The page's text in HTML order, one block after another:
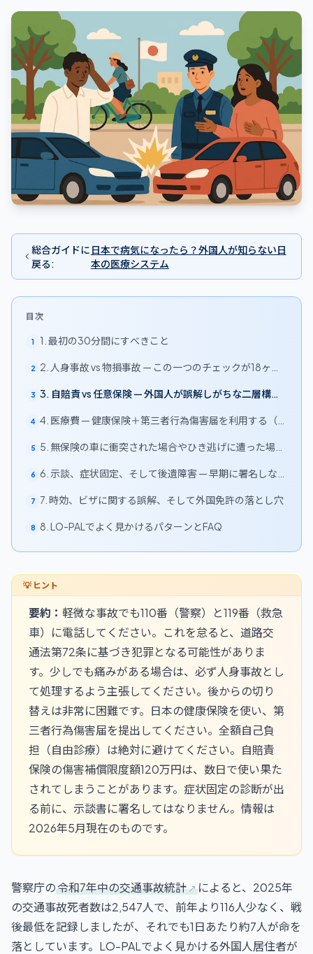
総合ガイドに
戻る:
日本で病気になったら？外国人が知らない日
本の医療システム
目次
1 1. 最初の30分間にすべきこと
2
2. 人身事故 vs 物損事故 — この一つのチェックが18ヶ月
3 3. 自賠責 vs 任意保険 — 外国人が誤解しがちな二層構造
4 4. 医療費 — 健康保険＋第三者行為傷害届を利用する（自
5
5. 無保険の車に衝突された場合やひき逃げに遭った場合
6
6. 示談、症状固定、そして後遺障害 — 早期に署名しない
7 7. 時効、ビザに関する誤解、そして外国免許の落とし穴
8 8. LO-PALでよく見かけるパターンとFAQ
要約： 軽微な事故でも110番（警察）と119番（救急
車）に電話してください。これを怠ると、道路交
通法第72条に基づき犯罪となる可能性がありま
す。少しでも痛みがある場合は、必ず人身事故とし
て処理するよう主張してください。後からの切り
替えは非常に困難です。日本の健康保険を使い、第
三者行為傷害届を提出してください。全額自己負
担（自由診療）は絶対に避けてください。自賠責
保険の傷害補償限度額120万円は、数日で使い果た
されてしまうことがあります。症状固定の診断が出
る前に、示談書に署名してはなりません。情報は
2026年5月現在のものです。
警察庁の令和7年中の交通事故統計
によると、2025年
の交通事故死者数は2,547人で、前年より116人少なく、戦
後最低を記録しましたが、それでも1日あたり約7人が命を
落としています。LO-PALでよく見かける外国人居住者が